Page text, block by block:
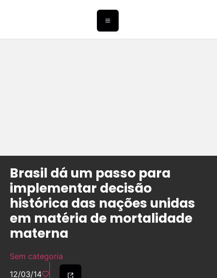
Brasil dá um passo para
implementar decisão
histórica das nações unidas
em matéria de mortalidade
materna
Sem categoria
12/03/14